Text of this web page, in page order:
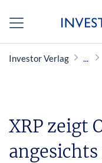
Investor Verlag
XRP zeigt